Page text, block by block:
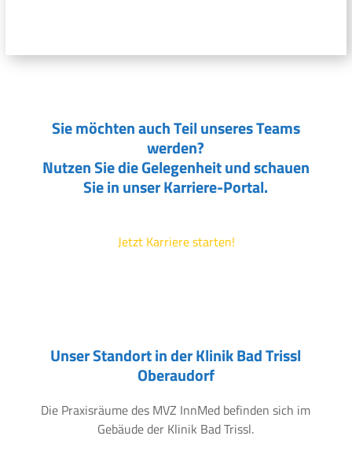
Sie möchten auch Teil unseres Teams
werden?
Nutzen Sie die Gelegenheit und schauen
Sie in unser Karriere-Portal.
Jetzt Karriere starten!
Unser Standort in der Klinik Bad Trissl
Oberaudorf
Die Praxisräume des MVZ InnMed befinden sich im
Gebäude der Klinik Bad Trissl.